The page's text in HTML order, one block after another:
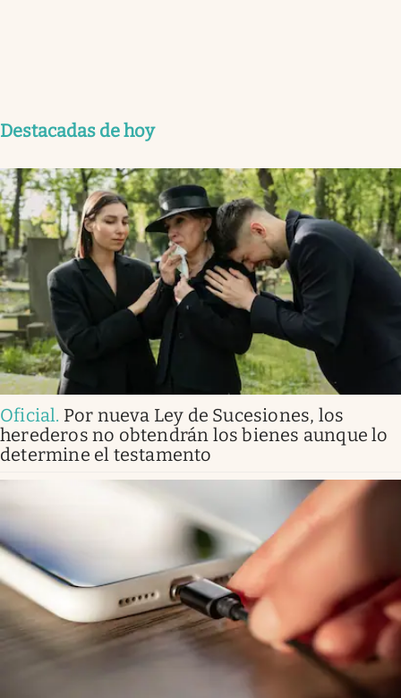
Destacadas de hoy
Oficial. Por nueva Ley de Sucesiones, los
herederos no obtendrán los bienes aunque lo
determine el testamento